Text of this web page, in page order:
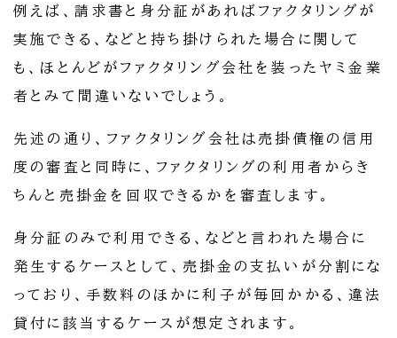
例えば、請求書と身分証があればファクタリングが
実施できる、などと持ち掛けられた場合に関して
も、ほとんどがファクタリング会社を装ったヤミ金業
者とみて間違いないでしょう。
先述の通り、ファクタリング会社は売掛債権の信用
度の審査と同時に、ファクタリングの利用者からき
ちんと売掛金を回収できるかを審査します。
身分証のみで利用できる、などと言われた場合に
発生するケースとして、売掛金の支払いが分割にな
っており、手数料のほかに利子が毎回かかる、違法
貸付に該当するケースが想定されます。